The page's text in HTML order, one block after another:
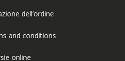
dell’ordine
and conditions
online